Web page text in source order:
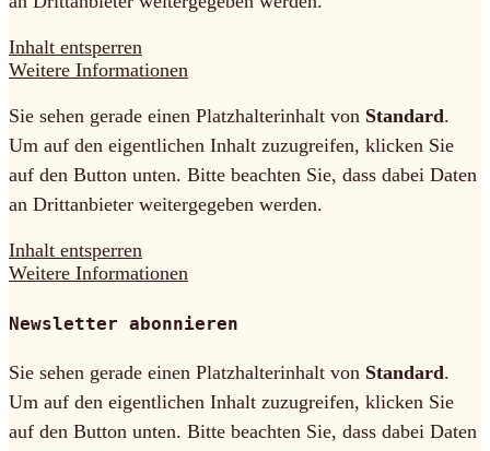
Inhalt entsperren
Weitere Informationen
Sie sehen gerade einen Platzhalterinhalt von Standard.
Um auf den eigentlichen Inhalt zuzugreifen, klicken Sie
auf den Button unten. Bitte beachten Sie, dass dabei Daten
an Drittanbieter weitergegeben werden.
Inhalt entsperren
Weitere Informationen
Newsletter abonnieren
Sie sehen gerade einen Platzhalterinhalt von Standard.
Um auf den eigentlichen Inhalt zuzugreifen, klicken Sie
auf den Button unten. Bitte beachten Sie, dass dabei Daten